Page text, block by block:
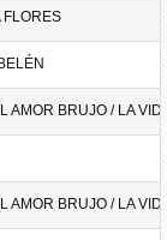
FLORES
AMOR BRUJO / LA
AMOR BRUJO / LA